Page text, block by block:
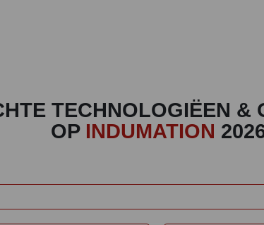
TECHNOLOGIËEN &
OP INDUMATION